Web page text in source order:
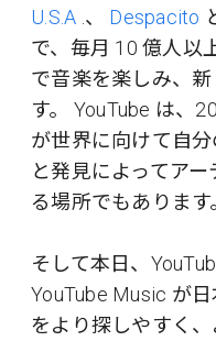
U.S.A .、 Despacito
で、毎月 10 億人以
で音楽を楽しみ、
す。 YouTube は、
が世界に向けて自
と発見によってア
る場所でもあります
そして本日、
YouTube Music が
をより探しやすく